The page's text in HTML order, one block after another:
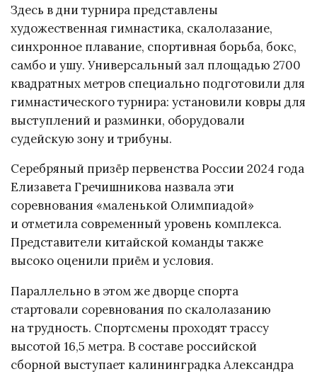
Здесь в дни турнира представлены
художественная гимнастика, скалолазание,
синхронное плавание, спортивная борьба, бокс,
самбо и ушу. Универсальный зал площадью 2700
квадратных метров специально подготовили для
гимнастического турнира: установили ковры для
выступлений и разминки, оборудовали
судейскую зону и трибуны.
Серебряный призёр первенства России 2024 года
Елизавета Гречишникова назвала эти
соревнования «маленькой Олимпиадой»
и отметила современный уровень комплекса.
Представители китайской команды также
высоко оценили приём и условия.
Параллельно в этом же дворце спорта
стартовали соревнования по скалолазанию
на трудность. Спортсмены проходят трассу
высотой 16,5 метра. В составе российской
сборной выступает калининградка Александра